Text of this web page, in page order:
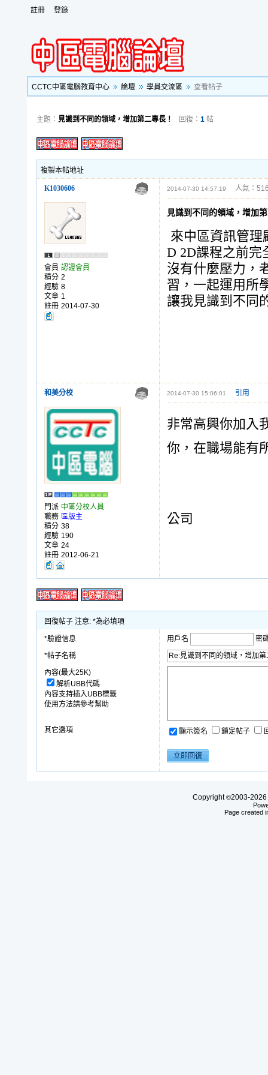
註冊 登錄
CCTC中區電腦教育中心 論壇 學員交流區 查看帖子
主題： 見識到不同的領域，增加第二專長！ 回復： 1 帖
複製本帖地址
K1030606 2014-07-30 14:57:19 人氣：
會員 認證會員
積分 2
經驗 8
文章 1
註冊 2014-07-30
見識到不同的領域，增加
來中區資訊管理
D 2D課程之前完
沒有什麼壓力，
習，一起運用所
讓我見識到不同
和美分校 2014-07-30 15:06:01 引用
門派 中區分校人員
職務 區版主
積分 38
經驗 190
文章 24
註冊 2012-06-21
非常高興你加入
你，在職場能有
公司
回復帖子 注意: *為必填項
*驗證信息 用戶名
密
*帖子名稱
內容(最大25K)
解析UBB代碼
內容支持插入UBB標籤
使用方法請參考幫助
其它選項 顯示簽名 鎖定帖子
Copyright©2003-2026
Page created